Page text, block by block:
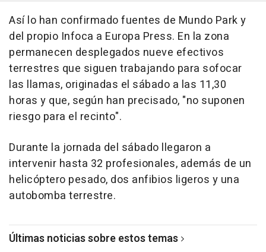
Así lo han confirmado fuentes de Mundo Park y
del propio Infoca a Europa Press. En la zona
permanecen desplegados nueve efectivos
terrestres que siguen trabajando para sofocar
las llamas, originadas el sábado a las 11,30
horas y que, según han precisado, "no suponen
riesgo para el recinto".
Durante la jornada del sábado llegaron a
intervenir hasta 32 profesionales, además de un
helicóptero pesado, dos anfibios ligeros y una
autobomba terrestre.
Últimas noticias sobre estos temas